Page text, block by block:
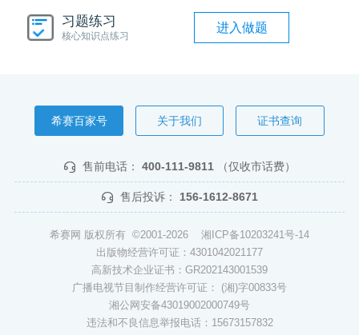
习题练习
核心知识点练习
进入做题
希赛百家号 关于我们 证书查询
售前电话： 400-111-9811 （仅收市话费）
售后投诉： 156-1612-8671
希赛网 版权所有 ©2001-2026 湘ICP备10203241号-14
出版物经营许可证：4301042021177
高新技术企业证书：GR202143001539
广播电视节目制作经营许可证： (湘)字00833号
湘公网安备43019002000749号
违法和不良信息举报电话：15673157832